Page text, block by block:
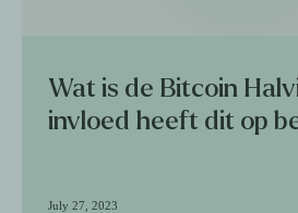
Wat is de Bitcoin
invloed heeft dit op
July 27, 2023